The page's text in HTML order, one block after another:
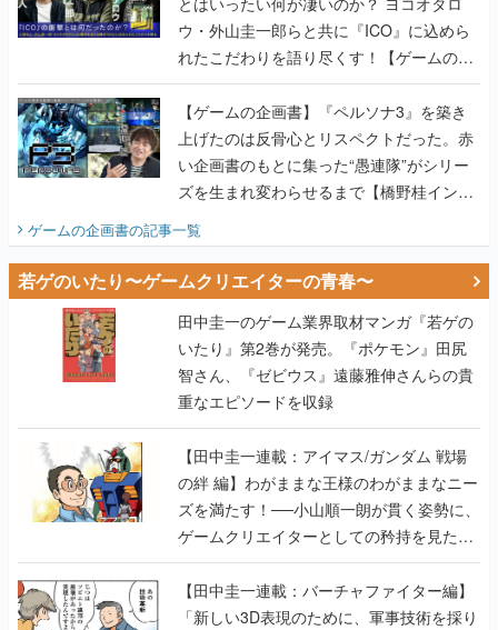
ウ・外山圭一郎らと共に『ICO』に込めら
れたこだわりを語り尽くす！【ゲームの企
画書】
【ゲームの企画書】『ペルソナ3』を築き
上げたのは反骨心とリスペクトだった。赤
い企画書のもとに集った“愚連隊”がシリー
ズを生まれ変わらせるまで【橋野桂インタ
ゲームの企画書の記事一覧
若ゲのいたり〜ゲームクリエイターの青春〜
田中圭一のゲーム業界取材マンガ『若ゲの
いたり』第2巻が発売。『ポケモン』田尻
智さん、『ゼビウス』遠藤雅伸さんらの貴
重なエピソードを収録
【田中圭一連載：アイマス/ガンダム 戦場
の絆 編】わがままな王様のわがままなニー
ズを満たす！──小山順一朗が貫く姿勢に、
ゲームクリエイターとしての矜持を見た
【若ゲのいたり最終回】
【田中圭一連載：バーチャファイター編】
「新しい3D表現のために、軍事技術を採り